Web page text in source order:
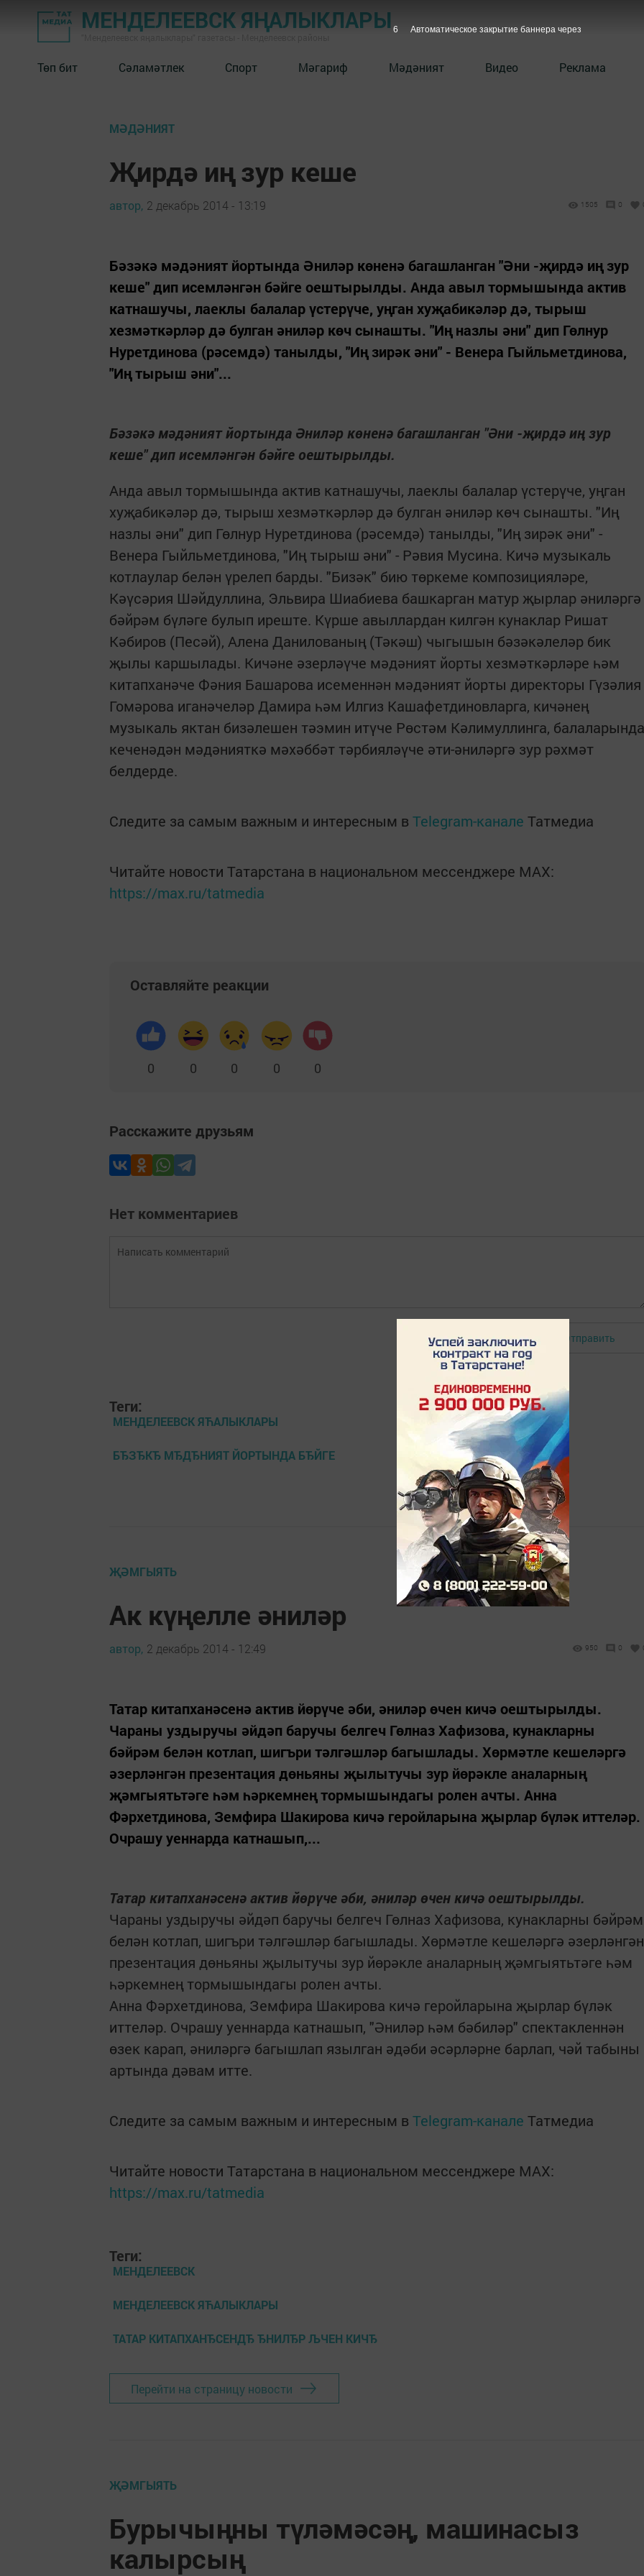
МЕНДЕЛЕЕВСК ЯҢАЛЫКЛАРЫ
Төп бит Сәламәтлек Спорт Мәгариф Мәдәният Видео Реклама
МӘДӘНИЯТ
Җирдә иң зур кеше
автор, 2 декабрь 2014 - 13:19 1505 0
Бәзәкә мәдәният йортында Әниләр көненә багашланган "Әни -җирдә иң зур
кеше" дип исемләнгән бәйге оештырылды. Анда авыл тормышында актив
катнашучы, лаеклы балалар үстерүче, уңган хуҗабикәләр дә, тырыш
хезмәткәрләр дә булган әниләр көч сынашты. "Иң назлы әни" дип Гөлнур
Нуретдинова (рәсемдә) танылды, "Иң зирәк әни" - Венера Гыйльметдинова,
"Иң тырыш әни"...
Бәзәкә мәдәният йортында Әниләр көненә багашланган "Әни -җирдә иң зур
кеше" дип исемләнгән бәйге оештырылды.
Анда авыл тормышында актив катнашучы, лаеклы балалар үстерүче, уңган
хуҗабикәләр дә, тырыш хезмәткәрләр дә булган әниләр көч сынашты. "Иң
назлы әни" дип Гөлнур Нуретдинова (рәсемдә) танылды, "Иң зирәк әни" -
Венера Гыйльметдинова, "Иң тырыш әни" - Рәвия Мусина. Кичә музыкаль
котлаулар белән үрелеп барды. "Бизәк" бию төркеме композицияләре,
Кәүсәрия Шәйдуллина, Эльвира Шиабиева башкарган матур җырлар әниләргә
бәйрәм бүләге булып иреште. Күрше авыллардан килгән кунаклар Ришат
Кәбиров (Песәй), Алена Данилованың (Тәкәш) чыгышын бәзәкәлеләр бик
җылы каршылады. Кичәне әзерләүче мәдәният йорты хезмәткәрләре һәм
китапханәче Фәния Башарова исеменнән мәдәният йорты директоры Гүзәлия
Гомәрова иганәчеләр Дамира һәм Илгиз Кашафетдиновларга, кичәнең
музыкаль яктан бизәлешен тәэмин итүче Рөстәм Кәлимуллинга, балаларында
кеченәдән мәдәнияткә мәхәббәт тәрбияләүче әти-әниләргә зур рәхмәт
белдерде.
Следите за самым важным и интересным в Telegram-канале Татмедиа
Читайте новости Татарстана в национальном мессенджере MАХ:
https://max.ru/tatmedia
Оставляйте реакции
0 0 0 0 0
Расскажите друзьям
Нет комментариев
Авторизоваться Отправить
Теги:
МЕНДЕЛЕЕВСК ЯЋАЛЫКЛАРЫ
БЂЗЂКЂ МЂДЂНИЯТ ЙОРТЫНДА БЂЙГЕ
ҖӘМГЫЯТЬ
Ак күңелле әниләр
автор, 2 декабрь 2014 - 12:49 950 0
Татар китапханәсенә актив йөрүче әби, әниләр өчен кичә оештырылды.
Чараны уздыручы әйдәп баручы белгеч Гөлназ Хафизова, кунакларны
бәйрәм белән котлап, шигъри тәлгәшләр багышлады. Хөрмәтле кешеләргә
әзерләнгән презентация дөньяны җылытучы зур йөрәкле аналарның
җәмгыятьтәге һәм һәркемнең тормышындагы ролен ачты. Анна
Фәрхетдинова, Земфира Шакирова кичә геройларына җырлар бүләк иттеләр.
Очрашу уеннарда катнашып,...
Татар китапханәсенә актив йөрүче әби, әниләр өчен кичә оештырылды.
Чараны уздыручы әйдәп баручы белгеч Гөлназ Хафизова, кунакларны бәйрәм
белән котлап, шигъри тәлгәшләр багышлады. Хөрмәтле кешеләргә әзерләнгән
презентация дөньяны җылытучы зур йөрәкле аналарның җәмгыятьтәге һәм
һәркемнең тормышындагы ролен ачты.
Анна Фәрхетдинова, Земфира Шакирова кичә геройларына җырлар бүләк
иттеләр. Очрашу уеннарда катнашып, "Әниләр һәм бәбиләр" спектакленнән
өзек карап, әниләргә багышлап язылган әдәби әсәрләрне барлап, чәй табыны
артында дәвам итте.
Следите за самым важным и интересным в Telegram-канале Татмедиа
Читайте новости Татарстана в национальном мессенджере MАХ:
https://max.ru/tatmedia
Теги:
МЕНДЕЛЕЕВСК
МЕНДЕЛЕЕВСК ЯЋАЛЫКЛАРЫ
ТАТАР КИТАПХАНЂСЕНДЂ ЂНИЛЂР ЉЧЕН КИЧЂ
Перейти на страницу новости
ҖӘМГЫЯТЬ
Бурычыңны түләмәсәң, машинасыз
калырсың
5 Автоматическое закрытие баннера через